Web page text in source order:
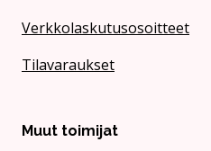
Verkkolaskutusosoitteet
Tilavaraukset
Muut toimijat